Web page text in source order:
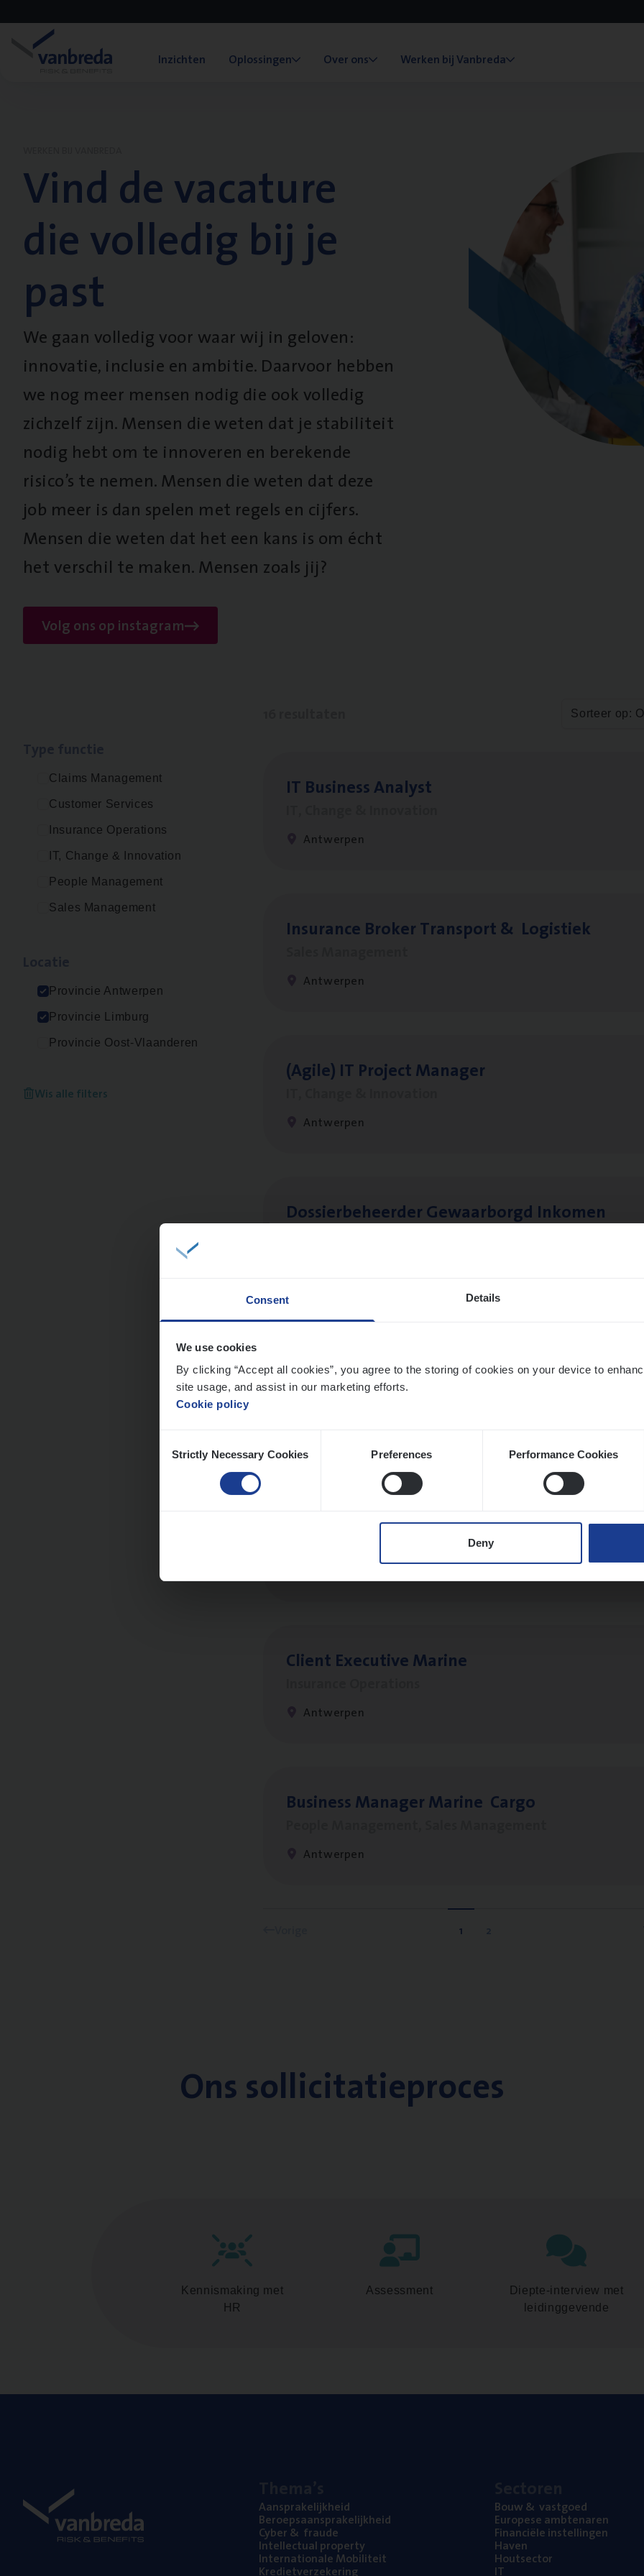
Consent Details
We use cookies
By clicking “Accept all cookies”, you agree to the storing of cookies on your device to
site usage, and assist in our marketing efforts.
Cookie policy
Selection
Strictly Necessary Cookies Preferences Performance Cookies
Deny
Inzichten Oplossingen Over ons Werken bij Vanbreda
Vind de vacature
die volledig bij je
past
We gaan volledig voor waar wij in geloven:
innovatie, inclusie en ambitie. Daarvoor hebben
we nog meer mensen nodig die ook volledig
zichzelf zijn. Mensen die weten dat je stabiliteit
nodig hebt om te innoveren en berekende
risico’s te nemen. Mensen die weten dat deze
job meer is dan spelen met regels en cijfers.
Mensen die weten dat het een kans is om écht
het verschil te maken. Mensen zoals jij?
Volg ons op instagram
Claims Management
Customer Services
Insurance Operations
IT, Change & Innovation
People Management
Sales Management
Provincie Antwerpen
Provincie Limburg
Provincie Oost-Vlaanderen
Wis alle filters
Sorteer op:
IT Busi­ness Analyst
Antwerpen
Insu­ran­ce Bro­ker Trans­port& Logistiek
Antwerpen
(Agi­le) IT Pro­ject Manager
Antwerpen
Dos­sier­be­heer­der Gewaar­borgd Inkomen
mans — Mechelen
Insurance Operations
Dos­sier­be­heer­der Pro­per­ty verzekeringen
Antwerpen en Hasselt
Client Exe­cu­ti­ve Marine
Antwerpen
Busi­ness Mana­ger Mari­ne Cargo
Antwerpen
1 2
Ons sollicitatieproces
Kennismaking met
HR
Assessment
Diepte-interview met
leidinggevende
Aan­spra­ke­lijk­heid
Beroeps­aan­spra­ke­lijk­heid
Cyber& fraude
Intel­lec­tu­al property
Inter­na­ti­o­na­le Mobiliteit
Kre­diet­ver­ze­ke­ring
Bouw& vastgoed
Euro­pe­se ambtenaren
Finan­ci­ë­le instellingen
Haven
Hout­sec­tor
IT